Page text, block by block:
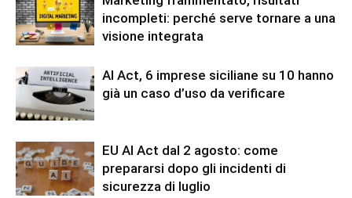
incompleti: perché serve tornare a una
visione integrata
AI Act, 6 imprese siciliane su 10 hanno
già un caso d’uso da verificare
EU AI Act dal 2 agosto: come
prepararsi dopo gli incidenti di
sicurezza di luglio